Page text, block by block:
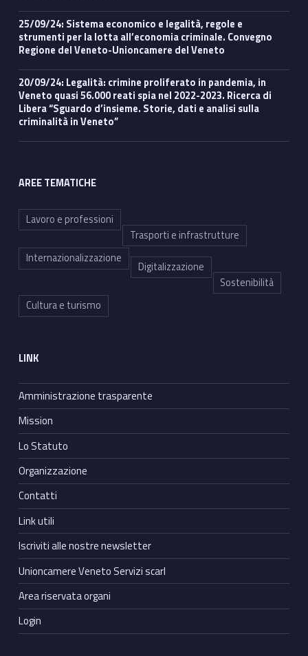
25/09/24: Sistema economico e legalità, regole e
strumenti per la lotta all’economia criminale. Convegno
Regione del Veneto-Unioncamere del Veneto
20/09/24: Legalità: crimine proliferato in pandemia, in
Veneto quasi 56.000 reati spia nel 2022-2023. Ricerca di
Libera “Sguardo d’insieme. Storie, dati e analisi sulla
criminalità in Veneto”
AREE TEMATICHE
Lavoro e professioni
Trasporti e infrastrutture
Internazionalizzazione
Digitalizzazione
Sostenibilità
Cultura e turismo
LINK
Amministrazione trasparente
Mission
Lo Statuto
Organizzazione
Contatti
Link utili
Iscriviti alle nostre newsletter
Unioncamere Veneto Servizi scarl
Area riservata organi
Login